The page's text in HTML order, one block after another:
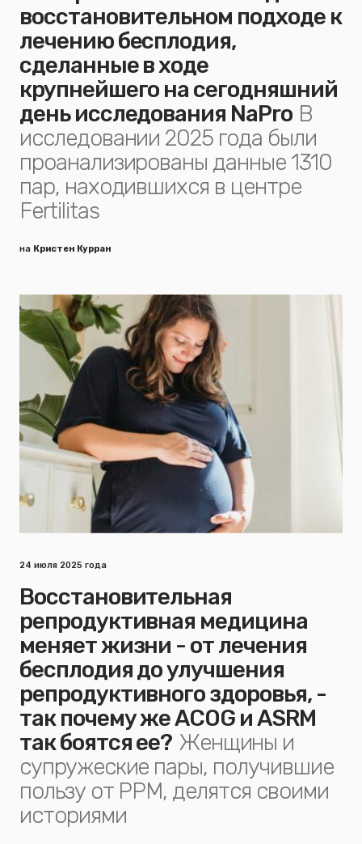
восстановительном подходе к
лечению бесплодия,
сделанные в ходе
крупнейшего на сегодняшний
день исследования NaPro В
исследовании 2025 года были
проанализированы данные 1310
пар, находившихся в центре
Fertilitas
на Кристен Курран
24 июля 2025 года
Восстановительная
репродуктивная медицина
меняет жизни - от лечения
бесплодия до улучшения
репродуктивного здоровья, -
так почему же ACOG и ASRM
так боятся ее? Женщины и
супружеские пары, получившие
пользу от РРМ, делятся своими
историями